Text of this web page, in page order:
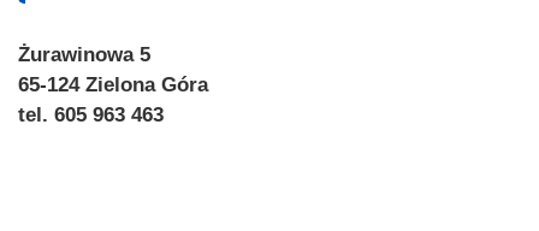
Żurawinowa 5
65-124 Zielona Góra
tel. 605 963 463